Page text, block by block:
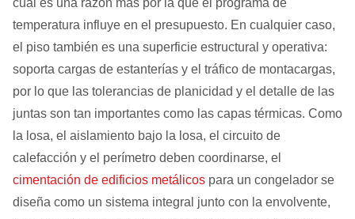
cual es una razón más por la que el programa de
temperatura influye en el presupuesto. En cualquier caso,
el piso también es una superficie estructural y operativa:
soporta cargas de estanterías y el tráfico de montacargas,
por lo que las tolerancias de planicidad y el detalle de las
juntas son tan importantes como las capas térmicas. Como
la losa, el aislamiento bajo la losa, el circuito de
calefacción y el perímetro deben coordinarse, el
cimentación de edificios metálicos para un congelador se
diseña como un sistema integral junto con la envolvente,